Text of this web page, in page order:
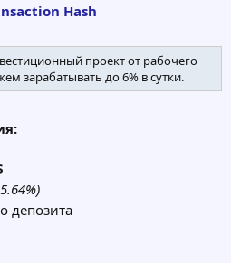
Hash
проект от рабочего
зарабатывать до 6% в сутки.
депозита